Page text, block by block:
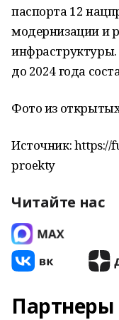
паспорта 12
модернизации и
до 2024 года
Фото из
Источник: https://
proekty
Читайте нас
Партнеры